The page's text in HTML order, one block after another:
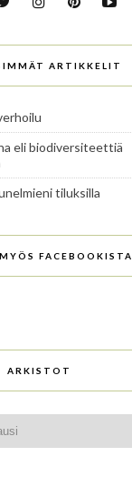
ARTIKKELIT
eli biodiversiteettiä
tiluksilla
FACEBOOKISTA
ARKISTOT